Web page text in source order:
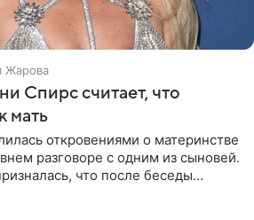
Жарова
Спирс считает, что
мать
откровениями о материнстве
разговоре с одним из сыновей.
что после беседы